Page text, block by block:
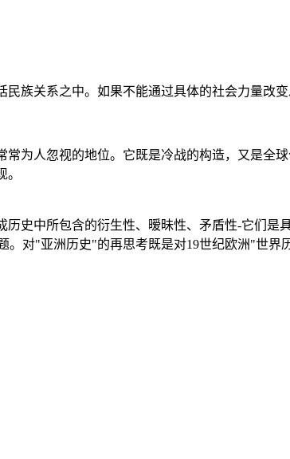
族关系之中。如果不能通过具体的社会力量改
为人忽视的地位。它既是冷战的构造，又是全
史中所包含的衍生性、暧昧性、矛盾性-它们是
对"亚洲历史"的再思考既是对19世纪欧洲"世